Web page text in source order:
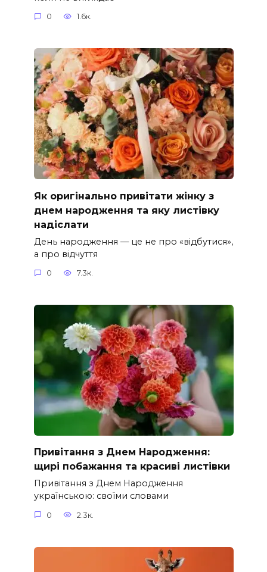
0 1.6к.
Як оригінально привітати жінку з
днем народження та яку листівку
надіслати
День народження — це не про «відбутися»,
а про відчуття
0 7.3к.
Привітання з Днем Народження:
щирі побажання та красиві листівки
Привітання з Днем Народження
українською: своїми словами
0 2.3к.